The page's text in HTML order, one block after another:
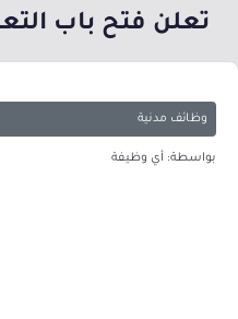
تعلن فتح باب
وظائف مدنية
بواسطة: أي وظيفة